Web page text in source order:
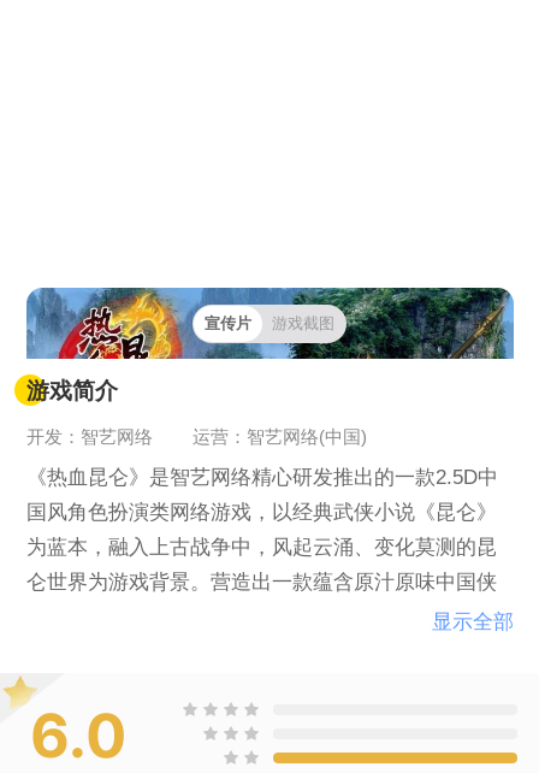
宣传片 游戏截图
游戏简介
开发：智艺网络 运营：智艺网络(中国)
《热血昆仑》是智艺网络精心研发推出的一款2.5D中
国风角色扮演类网络游戏，以经典武侠小说《昆仑》
为蓝本，融入上古战争中，风起云涌、变化莫测的昆
仑世界为游戏背景。营造出一款蕴含原汁原味中国侠
显示全部
6.0